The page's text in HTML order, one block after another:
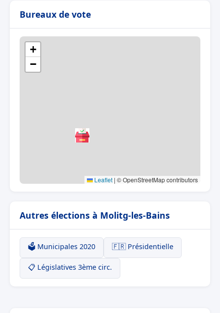
Bureaux de vote
+
−
Leaflet | © OpenStreetMap contributors
Autres élections à Molitg-les-Bains
🗳️ Municipales 2020 🇫🇷 Présidentielle
📋 Législatives 3ème circ.